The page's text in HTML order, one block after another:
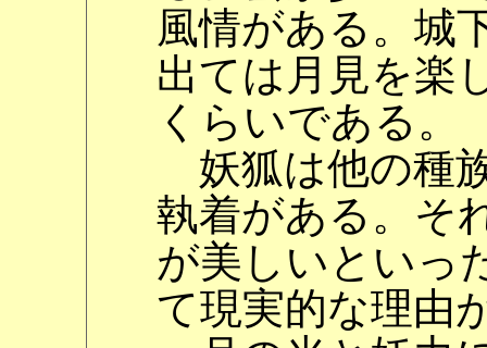
風情がある。城
出ては月見を楽
くらいである。
妖狐は他の種
執着がある。そ
が美しいといっ
て現実的な理由